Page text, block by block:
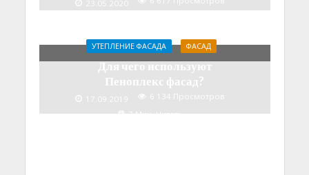
23.05.2020
УТЕПЛЕНИЕ ФАСАДА ФАСАД
Для чего используют
Пеноплекс фасад?
17.09.2019
6 134 Просмотров
7 Мин. Читать